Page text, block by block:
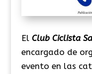
El Club Ciclista
encargado de
evento en las